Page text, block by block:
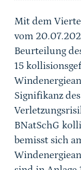
Mit dem
vom
Beurteilung
15
Signifikanz
BNatSchG
bemisst sich